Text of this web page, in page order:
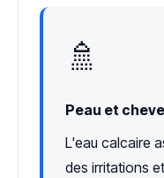
🚿
Peau et
L'eau calcaire
des irritations